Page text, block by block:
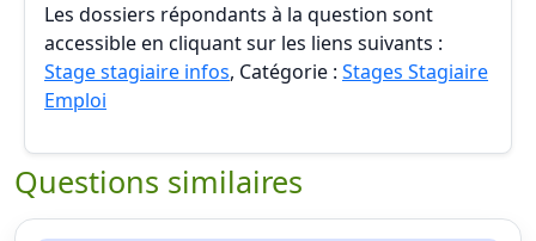
Les dossiers répondants à la question sont
accessible en cliquant sur les liens suivants :
Stage stagiaire infos, Catégorie : Stages Stagiaire
Emploi
Questions similaires